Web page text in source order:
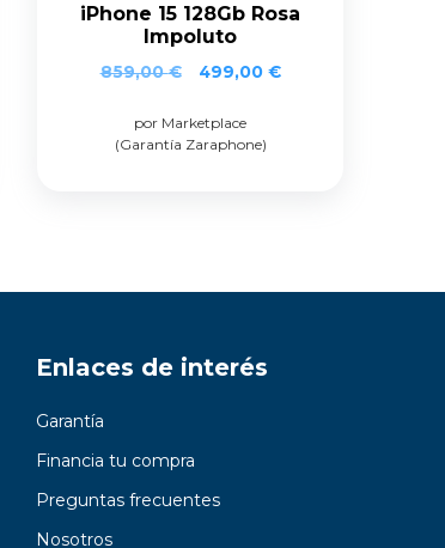
iPhone 15 128Gb Rosa
Impoluto
859,00€ 499,00 €
por Marketplace
(Garantía Zaraphone)
Enlaces de interés
Garantía
Financia tu compra
Preguntas frecuentes
Nosotros